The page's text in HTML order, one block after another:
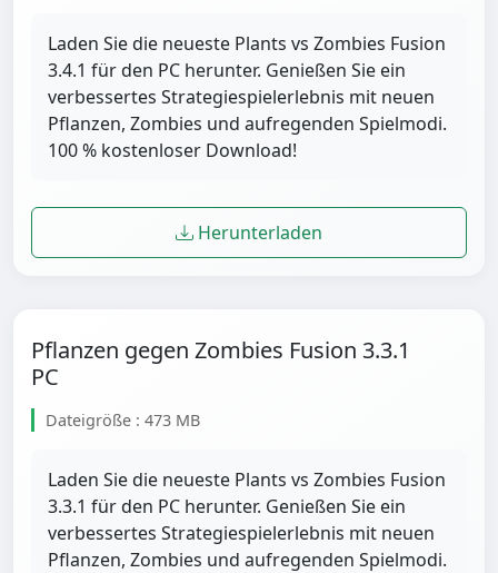
Laden Sie die neueste Plants vs Zombies Fusion
3.4.1 für den PC herunter. Genießen Sie ein
verbessertes Strategiespielerlebnis mit neuen
Pflanzen, Zombies und aufregenden Spielmodi.
100 % kostenloser Download!
Herunterladen
Pflanzen gegen Zombies Fusion 3.3.1
PC
Dateigröße : 473 MB
Laden Sie die neueste Plants vs Zombies Fusion
3.3.1 für den PC herunter. Genießen Sie ein
verbessertes Strategiespielerlebnis mit neuen
Pflanzen, Zombies und aufregenden Spielmodi.